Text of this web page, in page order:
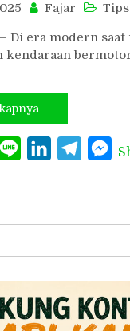
Fajar
Di era modern
kendaraan
Line LinkedIn